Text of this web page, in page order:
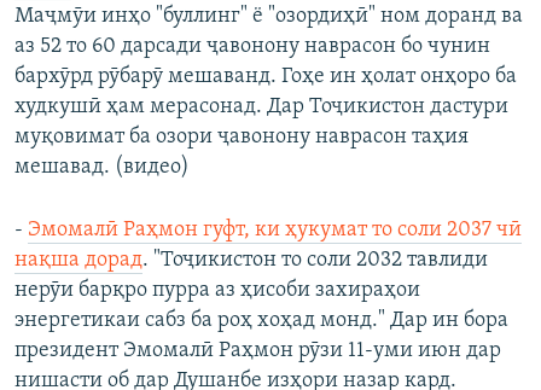
Маҷмӯи инҳо "буллинг" ё "озордиҳӣ" ном доранд ва
аз 52 то 60 дарсади ҷавонону наврасон бо чунин
бархӯрд рӯбарӯ мешаванд. Гоҳе ин ҳолат онҳоро ба
худкушӣ ҳам мерасонад. Дар Тоҷикистон дастури
муқовимат ба озори ҷавонону наврасон таҳия
мешавад. (видео)
- Эмомалӣ Раҳмон гуфт, ки ҳукумат то соли 2037 чӣ
нақша дорад. "Тоҷикистон то соли 2032 тавлиди
нерӯи барқро пурра аз ҳисоби захираҳои
энергетикаи сабз ба роҳ хоҳад монд." Дар ин бора
президент Эмомалӣ Раҳмон рӯзи 11-уми июн дар
нишасти об дар Душанбе изҳори назар кард.